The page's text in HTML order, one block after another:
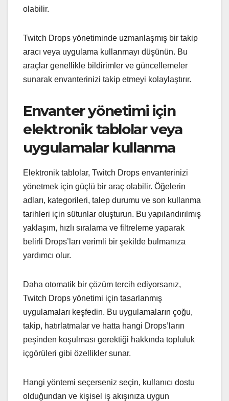
olabilir.
Twitch Drops yönetiminde uzmanlaşmış bir takip
aracı veya uygulama kullanmayı düşünün. Bu
araçlar genellikle bildirimler ve güncellemeler
sunarak envanterinizi takip etmeyi kolaylaştırır.
Envanter yönetimi için
elektronik tablolar veya
uygulamalar kullanma
Elektronik tablolar, Twitch Drops envanterinizi
yönetmek için güçlü bir araç olabilir. Öğelerin
adları, kategorileri, talep durumu ve son kullanma
tarihleri için sütunlar oluşturun. Bu yapılandırılmış
yaklaşım, hızlı sıralama ve filtreleme yaparak
belirli Drops’ları verimli bir şekilde bulmanıza
yardımcı olur.
Daha otomatik bir çözüm tercih ediyorsanız,
Twitch Drops yönetimi için tasarlanmış
uygulamaları keşfedin. Bu uygulamaların çoğu,
takip, hatırlatmalar ve hatta hangi Drops’ların
peşinden koşulması gerektiği hakkında topluluk
içgörüleri gibi özellikler sunar.
Hangi yöntemi seçerseniz seçin, kullanıcı dostu
olduğundan ve kişisel iş akışınıza uygun